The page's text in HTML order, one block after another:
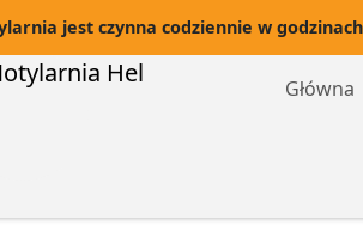
jest czynna codziennie w
Główna